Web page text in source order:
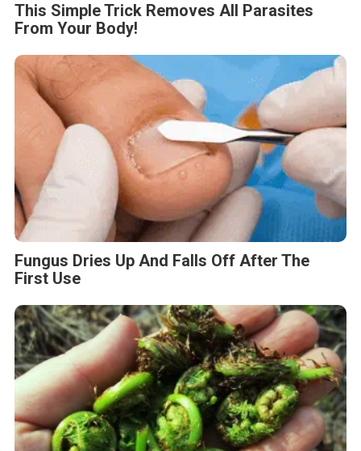
This Simple Trick Removes All Parasites
From Your Body!
Fungus Dries Up And Falls Off After The
First Use